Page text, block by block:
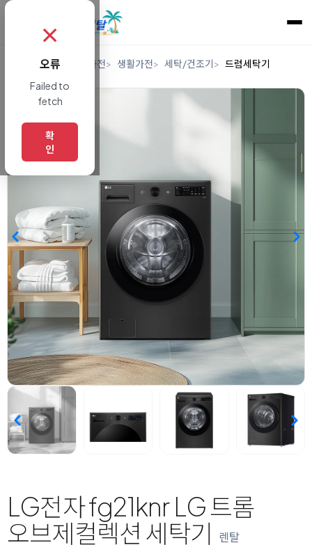
렌탈 디지털/가전 생활가전 세탁/건조기 드럼세탁기
LG전자 fg21knr LG 트롬
오브제컬렉션 세탁기
렌탈
✗
오류
Failed to
fetch
확
인